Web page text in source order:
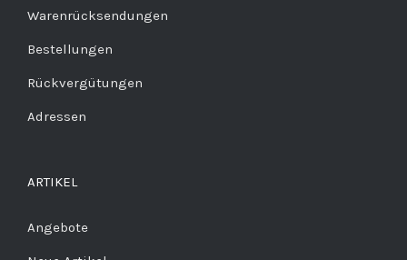
Warenrücksendungen
Bestellungen
Rückvergütungen
Adressen
ARTIKEL
Angebote